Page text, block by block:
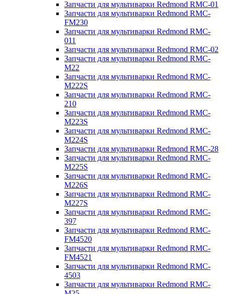
Запчасти для мультиварки Redmond RMC-01
Запчасти для мультиварки Redmond RMC-
FM230
Запчасти для мультиварки Redmond RMC-
011
Запчасти для мультиварки Redmond RMC-02
Запчасти для мультиварки Redmond RMC-
M22
Запчасти для мультиварки Redmond RMC-
M222S
Запчасти для мультиварки Redmond RMC-
210
Запчасти для мультиварки Redmond RMC-
M223S
Запчасти для мультиварки Redmond RMC-
M224S
Запчасти для мультиварки Redmond RMC-28
Запчасти для мультиварки Redmond RMC-
M225S
Запчасти для мультиварки Redmond RMC-
M226S
Запчасти для мультиварки Redmond RMC-
M227S
Запчасти для мультиварки Redmond RMC-
397
Запчасти для мультиварки Redmond RMC-
FM4520
Запчасти для мультиварки Redmond RMC-
FM4521
Запчасти для мультиварки Redmond RMC-
4503
Запчасти для мультиварки Redmond RMC-